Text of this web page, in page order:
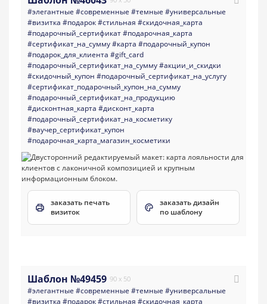
#элегантные #современные #темные #универсальные
#визитка #подарок#стильная #скидочная_карта
#подарочный_сертификат#подарочная_карта
#сертификат_на_сумму#карта #подарочный_купон
#подарок_для_клиента #gift_card
#подарочный_сертификат_на_сумму#акции_и_скидки
#скидочный_купон #подарочный_сертификат_на_услугу
#сертификат_подарочный_купон_на_сумму
#подарочный_сертификат_на_продукцию
#дисконтная_карта #дисконт_карта
#подарочный_сертификат_на_косметику
#ваучер_сертификат_купон
#подарочная_карта_магазин_косметики
заказать печать
визиток
заказать дизайн
по шаблону
Шаблон №49459 90 x 50
#элегантные #современные #темные #универсальные
#визитка #подарок#стильная #скидочная_карта